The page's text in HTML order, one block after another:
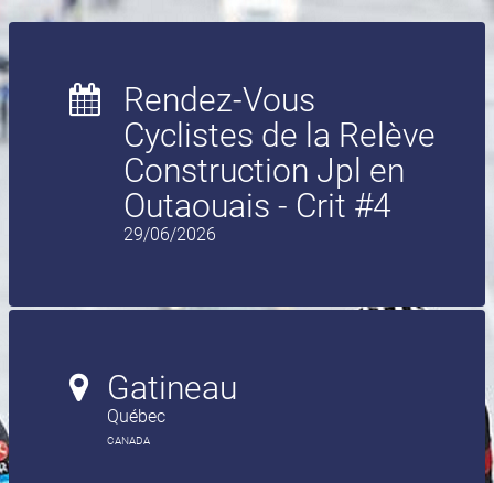
Rendez-Vous
Cyclistes de la Relève
Construction Jpl en
Outaouais - Crit #4
29/06/2026
Gatineau
Québec
CANADA